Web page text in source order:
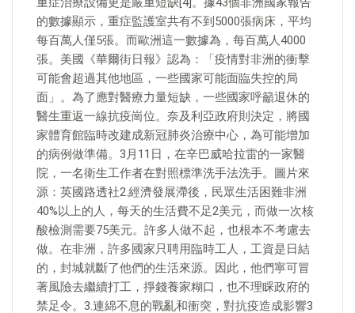
的數據顯示，重症監護室共有不到5000張病床，平均
每百萬人僅5張。而歐洲這一數據為，每百萬人4000
張。美國《華爾街日報》認為：「疫情對非洲的衝擊
可能會超過其他地區，一些國家可能面臨失控的局
面」。為了應對醫療力量短缺，一些國家呼籲退休的
醫生重返一線抗疫崗位。奈及利亞政府則決定，將國
家體育館臨時改建成新冠肺炎治療中心，為可能增加
的病例做準備。3月11日，在辛巴威哈拉雷的一家醫
院，一名衛生工作者在對照標準洗手法洗手。圖片來
源：英國路透社2.經濟發展滯後，民眾生活困難非洲
40%以上的人，每天的生活費不足2美元，而做一次核
酸檢測需要75美元。許多人做不起，也根本不考慮去
做。在非洲，許多國家只聘用臨時工人，工資是日結
的，封城就斷了他們的生活來源。因此，他們寧可冒
著風險去繼續打工，掙錢養家糊口，也不理睬政府的
禁足令。3.連綿不息的戰亂和衝突，對抗疫造成影響3